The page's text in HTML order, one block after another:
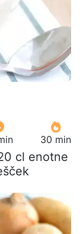
30 min
cl enotne